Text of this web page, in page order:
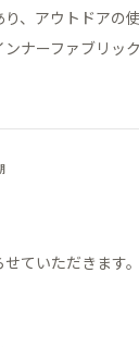
、アウトドアの
ナーファブリッ
ていただきます。